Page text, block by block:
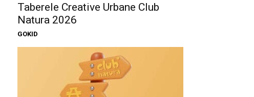
Taberele Creative Urbane Club
Natura 2026
GOKID